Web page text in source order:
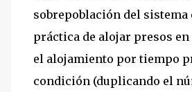
sobrepoblación del
práctica de alojar presos
el alojamiento por tiempo
condición (duplicando el